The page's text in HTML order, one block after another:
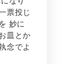
票投じ
妙に
皿とか
念でよ